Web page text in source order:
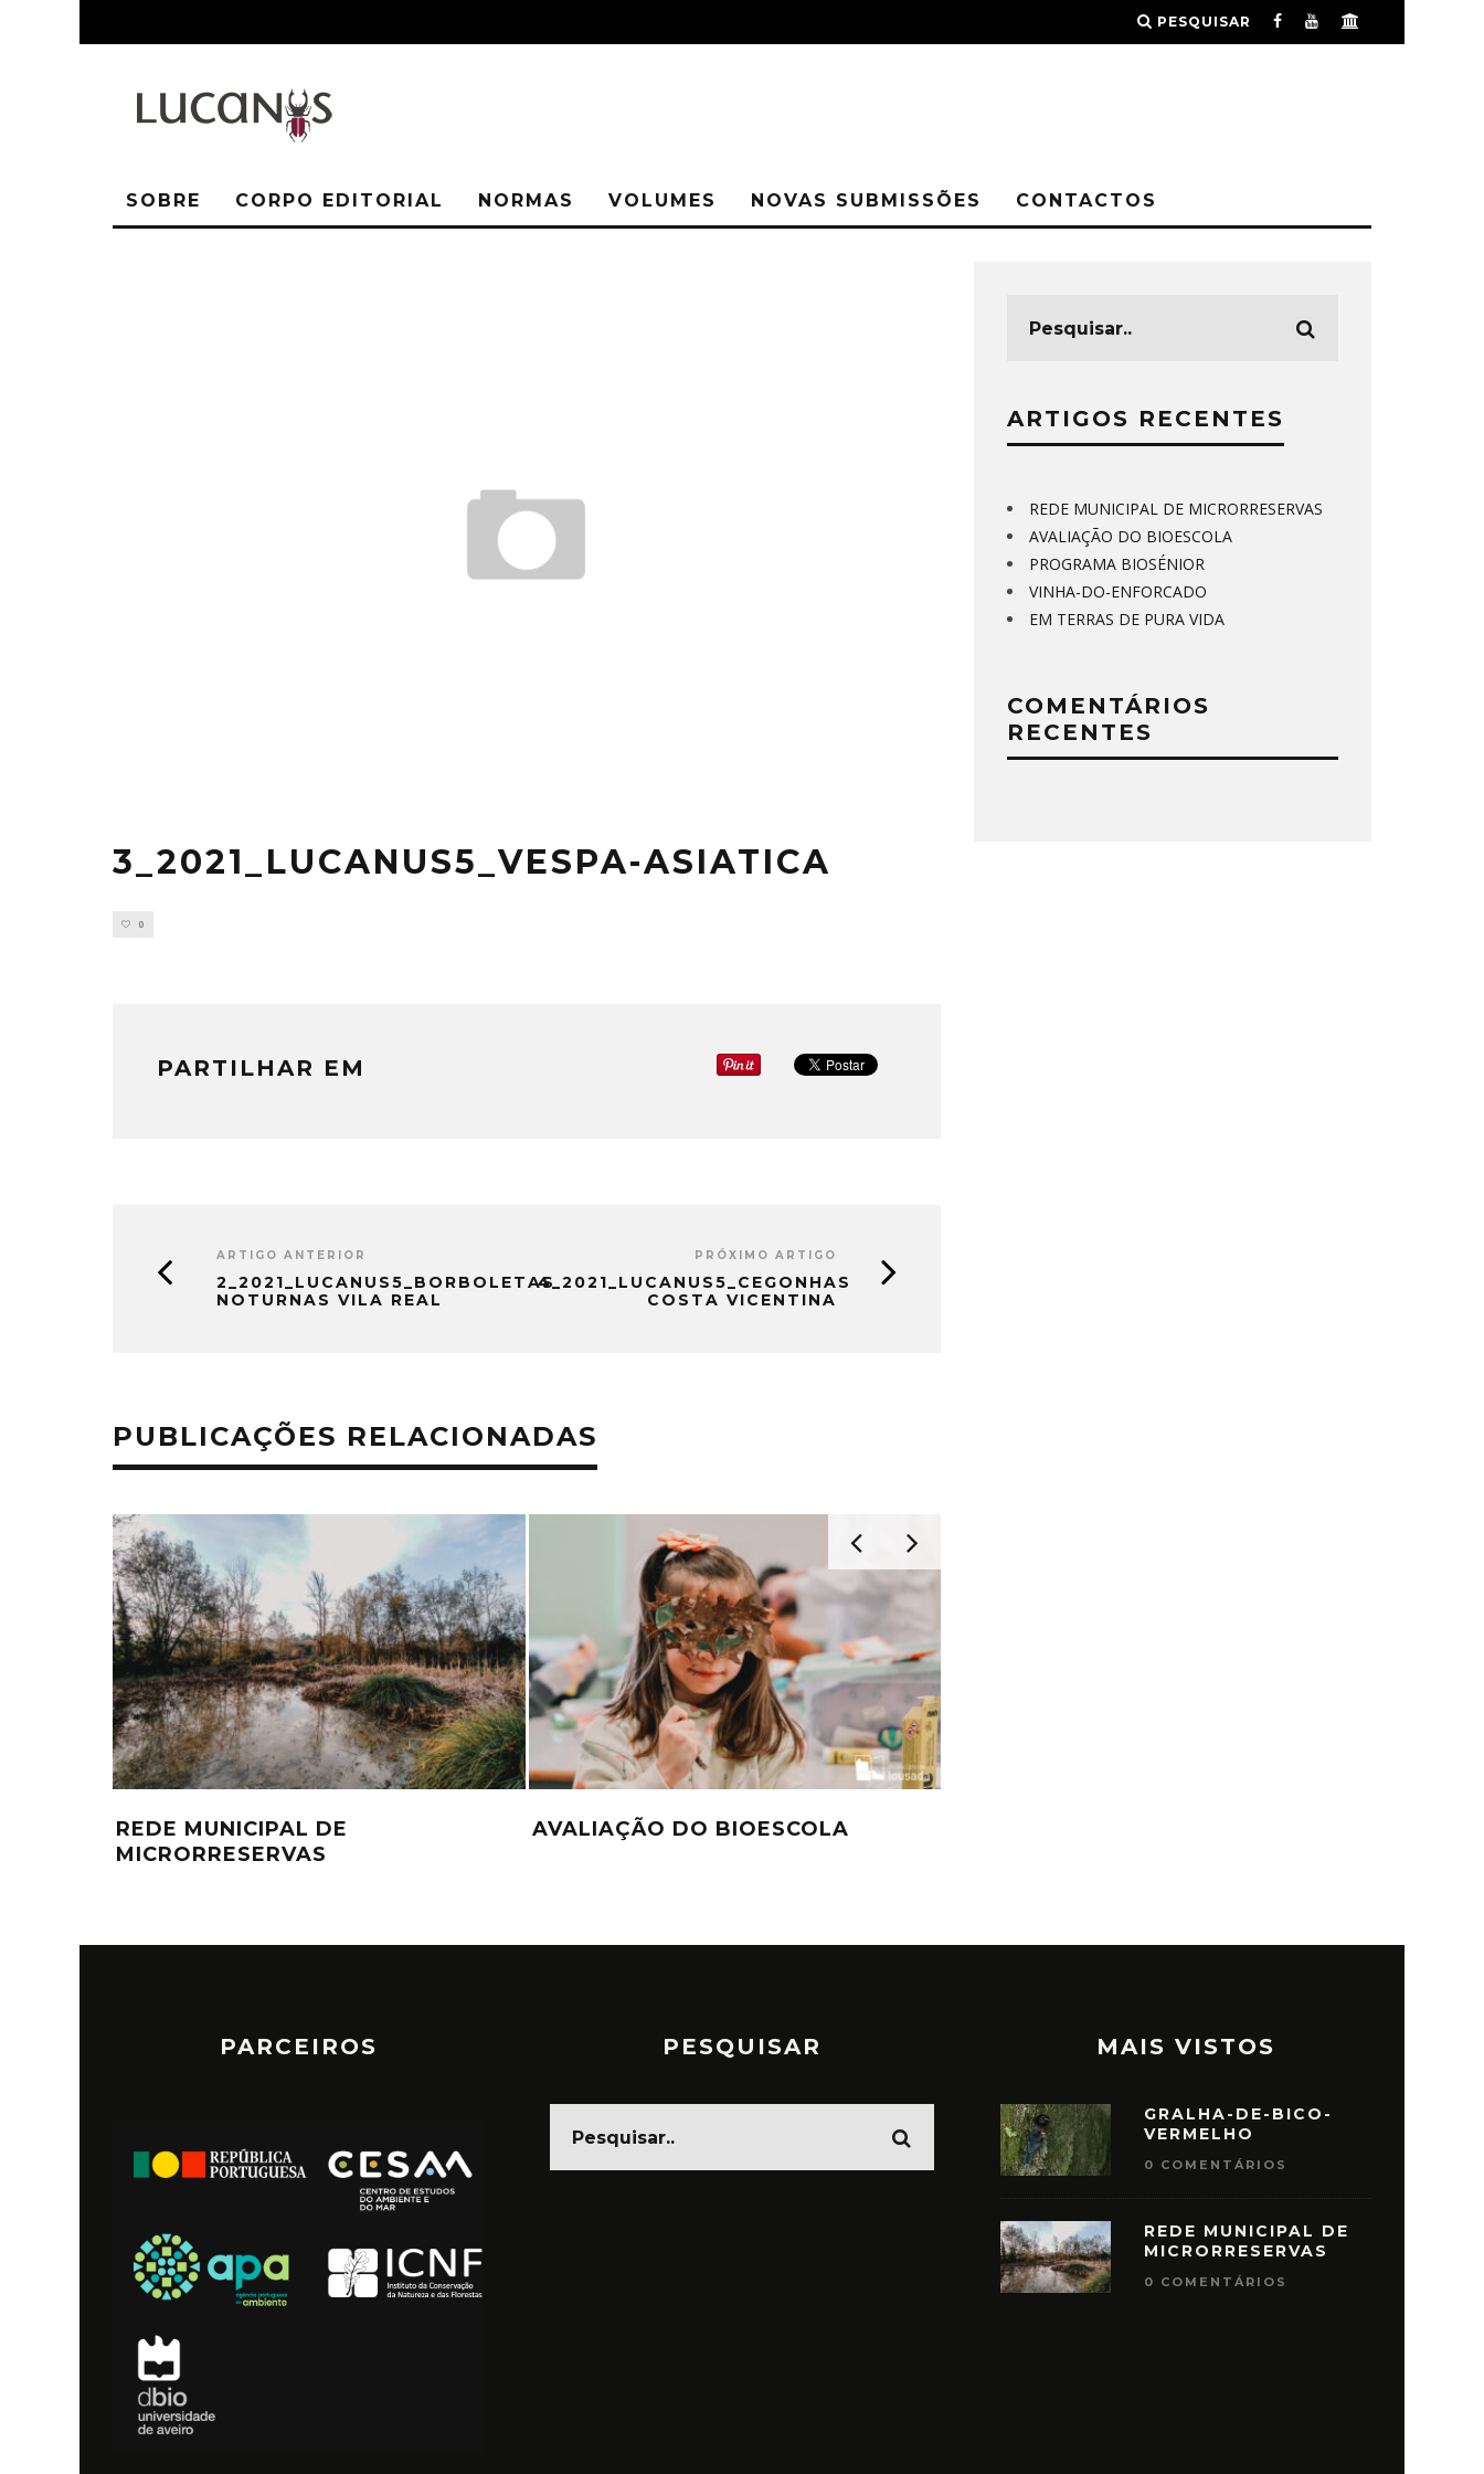
PESQUISAR
SOBRE CORPO EDITORIAL NORMAS VOLUMES NOVAS SUBMISSÕES CONTACTOS
3_2021_LUCANUS5_VESPA-ASIATICA
0
PARTILHAR EM
ARTIGO ANTERIOR
2_2021_LUCANUS5_BORBOLETAS
NOTURNAS VILA REAL
PRÓXIMO ARTIGO
4_2021_LUCANUS5_CEGONHAS
COSTA VICENTINA
PUBLICAÇÕES RELACIONADAS
REDE MUNICIPAL DE
MICRORRESERVAS
AVALIAÇÃO DO BIOESCOLA
ARTIGOS RECENTES
REDE MUNICIPAL DE MICRORRESERVAS
AVALIAÇÃO DO BIOESCOLA
PROGRAMA BIOSÉNIOR
VINHA-DO-ENFORCADO
EM TERRAS DE PURA VIDA
COMENTÁRIOS
RECENTES
PARCEIROS PESQUISAR MAIS VISTOS
GRALHA-DE-BICO-
VERMELHO
0 COMENTÁRIOS
REDE MUNICIPAL DE
MICRORRESERVAS
0 COMENTÁRIOS